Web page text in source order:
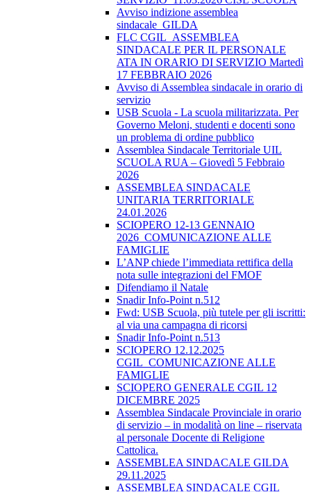
Avviso indizione assemblea
sindacale_GILDA
FLC CGIL_ASSEMBLEA
SINDACALE PER IL PERSONALE
ATA IN ORARIO DI SERVIZIO Martedì
17 FEBBRAIO 2026
Avviso di Assemblea sindacale in orario di
servizio
USB Scuola - La scuola militarizzata. Per
Governo Meloni, studenti e docenti sono
un problema di ordine pubblico
Assemblea Sindacale Territoriale UIL
SCUOLA RUA – Giovedì 5 Febbraio
2026
ASSEMBLEA SINDACALE
UNITARIA TERRITORIALE
24.01.2026
SCIOPERO 12-13 GENNAIO
2026_COMUNICAZIONE ALLE
FAMIGLIE
L’ANP chiede l’immediata rettifica della
nota sulle integrazioni del FMOF
Difendiamo il Natale
Snadir Info-Point n.512
Fwd: USB Scuola, più tutele per gli iscritti:
al via una campagna di ricorsi
Snadir Info-Point n.513
SCIOPERO 12.12.2025
CGIL_COMUNICAZIONE ALLE
FAMIGLIE
SCIOPERO GENERALE CGIL 12
DICEMBRE 2025
Assemblea Sindacale Provinciale in orario
di servizio – in modalità on line – riservata
al personale Docente di Religione
Cattolica.
ASSEMBLEA SINDACALE GILDA
29.11.2025
ASSEMBLEA SINDACALE CGIL